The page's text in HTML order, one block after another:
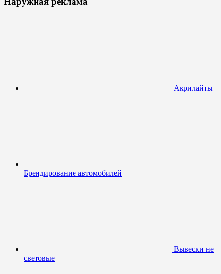
Акрилайты
Брендирование автомобилей
Вывески не
световые